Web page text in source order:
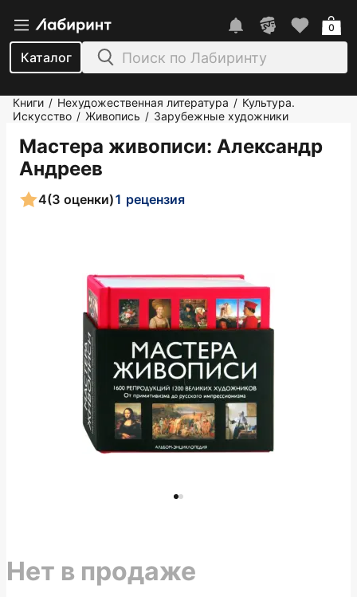
Каталог
0
Книги / Нехудожественная литература / Культура.
Искусство / Живопись / Зарубежные художники
Мастера живописи: Александр
Андреев
4(3 оценки)1 рецензия
Нет в продаже